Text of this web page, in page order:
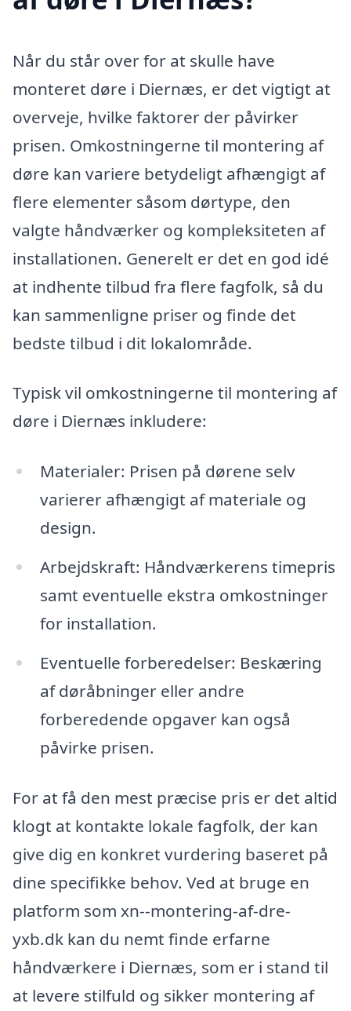
Når du står over for at skulle have
monteret døre i Diernæs, er det vigtigt at
overveje, hvilke faktorer der påvirker
prisen. Omkostningerne til montering af
døre kan variere betydeligt afhængigt af
flere elementer såsom dørtype, den
valgte håndværker og kompleksiteten af
installationen. Generelt er det en god idé
at indhente tilbud fra flere fagfolk, så du
kan sammenligne priser og finde det
bedste tilbud i dit lokalområde.
Typisk vil omkostningerne til montering af
døre i Diernæs inkludere:
Materialer: Prisen på dørene selv
varierer afhængigt af materiale og
design.
Arbejdskraft: Håndværkerens timepris
samt eventuelle ekstra omkostninger
for installation.
Eventuelle forberedelser: Beskæring
af døråbninger eller andre
forberedende opgaver kan også
påvirke prisen.
For at få den mest præcise pris er det altid
klogt at kontakte lokale fagfolk, der kan
give dig en konkret vurdering baseret på
dine specifikke behov. Ved at bruge en
platform som xn--montering-af-dre-
yxb.dk kan du nemt finde erfarne
håndværkere i Diernæs, som er i stand til
at levere stilfuld og sikker montering af